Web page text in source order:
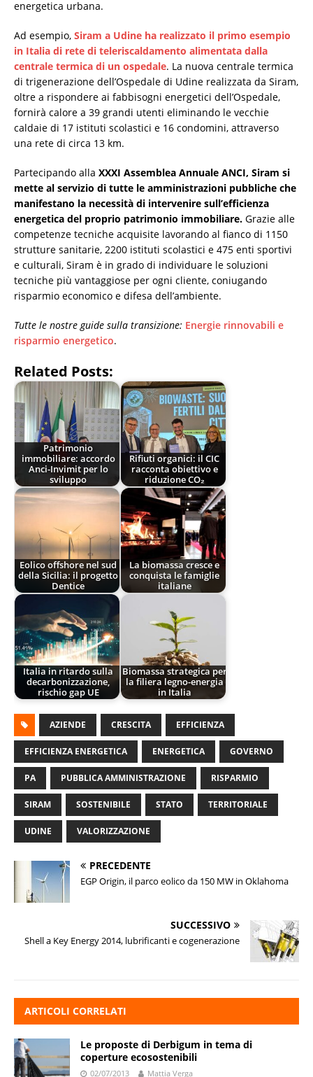
energetica urbana.
Ad esempio, Siram a Udine ha realizzato il primo esempio
in Italia di rete di teleriscaldamento alimentata dalla
centrale termica di un ospedale. La nuova centrale termica
di trigenerazione dell’Ospedale di Udine realizzata da Siram,
oltre a rispondere ai fabbisogni energetici dell’Ospedale,
fornirà calore a 39 grandi utenti eliminando le vecchie
caldaie di 17 istituti scolastici e 16 condomini, attraverso
una rete di circa 13 km.
Partecipando alla XXXI Assemblea Annuale ANCI, Siram si
mette al servizio di tutte le amministrazioni pubbliche che
manifestano la necessità di intervenire sull’efficienza
energetica del proprio patrimonio immobiliare. Grazie alle
competenze tecniche acquisite lavorando al fianco di 1150
strutture sanitarie, 2200 istituti scolastici e 475 enti sportivi
e culturali, Siram è in grado di individuare le soluzioni
tecniche più vantaggiose per ogni cliente, coniugando
risparmio economico e difesa dell’ambiente.
Tutte le nostre guide sulla transizione: Energie rinnovabili e
risparmio energetico.
Related Posts:
Patrimonio
immobiliare: accordo
Anci-Invimit per lo
sviluppo
Rifiuti organici: il CIC
racconta obiettivo e
riduzione CO₂
Eolico offshore nel sud
della Sicilia: il progetto
Dentice
La biomassa cresce e
conquista le famiglie
italiane
Italia in ritardo sulla
decarbonizzazione,
rischio gap UE
Biomassa strategica per
la filiera legno-energia
in Italia
AZIENDE CRESCITA EFFICIENZA
EFFICIENZA ENERGETICA ENERGETICA GOVERNO
PA PUBBLICA AMMINISTRAZIONE RISPARMIO
SIRAM SOSTENIBILE STATO TERRITORIALE
UDINE VALORIZZAZIONE
PRECEDENTE
EGP Origin, il parco eolico da 150 MW in Oklahoma
SUCCESSIVO
Shell a Key Energy 2014, lubrificanti e cogenerazione
ARTICOLI CORRELATI
Le proposte di Derbigum in tema di
coperture ecosostenibili
02/07/2013 Mattia Verga